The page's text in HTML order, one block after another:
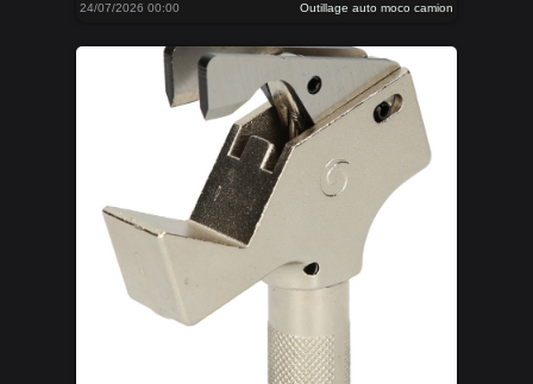
24/07/2026 00:00 Outillage auto moco camion